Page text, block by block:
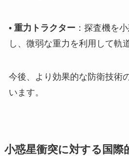
• 重力トラクター ：探査機を
し、微弱な重力を利用して軌
今後、より効果的な防衛技術
います。
小惑星衝突に対する国際